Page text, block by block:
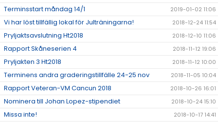
Terminsstart måndag 14/1 2019-01-02 11:06
Vi har löst tillfällig lokal för Julträningarna! 2018-12-24 11:54
Pryljaktsavslutning Ht2018 2018-12-10 11:06
Rapport Skåneserien 4 2018-11-12 19:06
Pryljakten 3 Ht2018 2018-11-12 10:00
Terminens andra graderingstillfälle 24-25 nov 2018-11-05 10:04
Rapport Veteran-VM Cancun 2018 2018-10-26 16:01
Nominera till Johan Lopez-stipendiet 2018-10-24 15:10
Missa inte! 2018-10-17 14:41